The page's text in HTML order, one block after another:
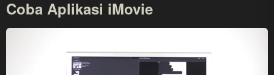
Coba Aplikasi iMovie